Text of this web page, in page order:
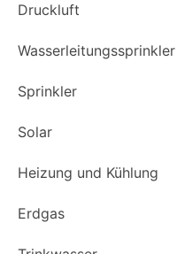
Druckluft
Wasserleitungssprinkler
Sprinkler
Solar
Heizung und Kühlung
Erdgas